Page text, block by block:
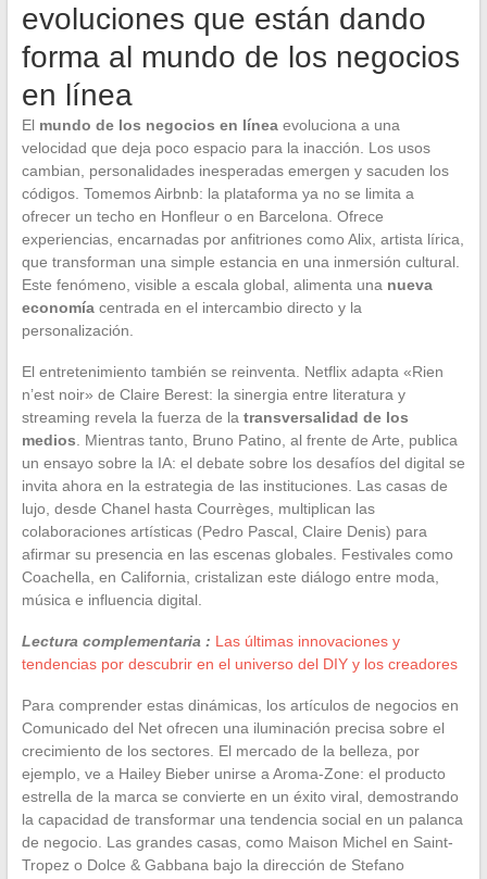
evoluciones que están dando
forma al mundo de los negocios
en línea
El mundo de los negocios en líneaevoluciona a una
velocidad que deja poco espacio para la inacción. Los usos
cambian, personalidades inesperadas emergen y sacuden los
códigos. Tomemos Airbnb: la plataforma ya no se limita a
ofrecer un techo en Honfleur o en Barcelona. Ofrece
experiencias, encarnadas por anfitriones como Alix, artista lírica,
que transforman una simple estancia en una inmersión cultural.
Este fenómeno, visible a escala global, alimenta una nueva
economíacentrada en el intercambio directo y la
personalización.
El entretenimiento también se reinventa. Netflix adapta «Rien
n’est noir» de Claire Berest: la sinergia entre literatura y
streaming revela la fuerza de la transversalidad de los
medios . Mientras tanto, Bruno Patino, al frente de Arte, publica
un ensayo sobre la IA: el debate sobre los desafíos del digital se
invita ahora en la estrategia de las instituciones. Las casas de
lujo, desde Chanel hasta Courrèges, multiplican las
colaboraciones artísticas (Pedro Pascal, Claire Denis) para
afirmar su presencia en las escenas globales. Festivales como
Coachella, en California, cristalizan este diálogo entre moda,
música e influencia digital.
Lectura complementaria : Las últimas innovaciones y
tendencias por descubrir en el universo del DIY y los creadores
Para comprender estas dinámicas, los artículos de negocios en
Comunicado del Net ofrecen una iluminación precisa sobre el
crecimiento de los sectores. El mercado de la belleza, por
ejemplo, ve a Hailey Bieber unirse a Aroma-Zone: el producto
estrella de la marca se convierte en un éxito viral, demostrando
la capacidad de transformar una tendencia social en un palanca
de negocio. Las grandes casas, como Maison Michel en Saint-
Tropez o Dolce & Gabbana bajo la dirección de Stefano